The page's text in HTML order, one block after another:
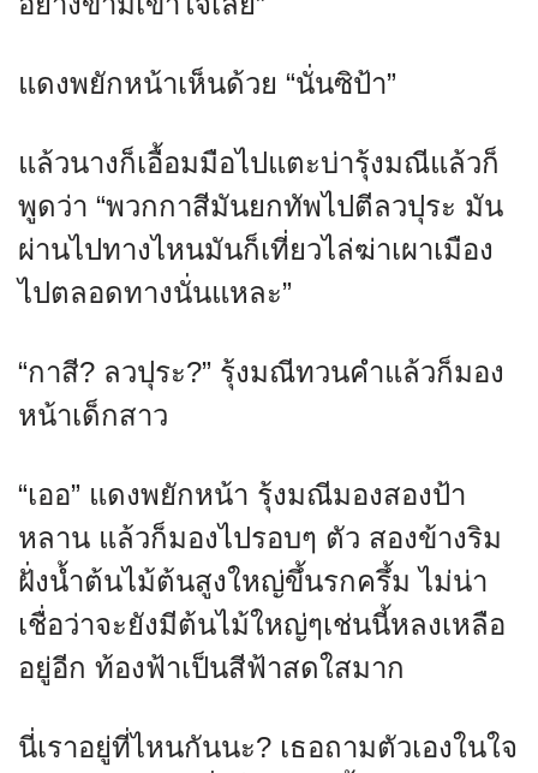
แดงพยักหน้าเห็นด้วย “นั่นซิป้า”
แล้วนางก็เอื้อมมือไปแตะบ่ารุ้งมณีแล้วก็
พูดว่า “พวกกาสีมันยกทัพไปตีลวปุระ มัน
ผ่านไปทางไหนมันก็เที่ยวไล่ฆ่าเผาเมือง
ไปตลอดทางนั่นแหละ”
“กาสี? ลวปุระ?” รุ้งมณีทวนคำแล้วก็มอง
หน้าเด็กสาว
“เออ” แดงพยักหน้า รุ้งมณีมองสองป้า
หลาน แล้วก็มองไปรอบๆ ตัว สองข้างริม
ฝั่งน้ำต้นไม้ต้นสูงใหญ่ขึ้นรกครึ้ม ไม่น่า
เชื่อว่าจะยังมีต้นไม้ใหญ่ๆเช่นนี้หลงเหลือ
อยู่อีก ท้องฟ้าเป็นสีฟ้าสดใสมาก
นี่เราอยู่ที่ไหนกันนะ? เธอถามตัวเองในใจ